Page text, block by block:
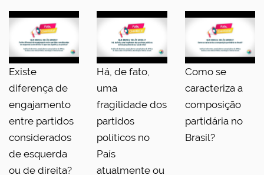
Existe
diferença de
engajamento
entre partidos
considerados
de esquerda
ou de direita?
Há, de fato,
uma
fragilidade dos
partidos
políticos no
País
atualmente ou
Como se
caracteriza a
composição
partidária no
Brasil?